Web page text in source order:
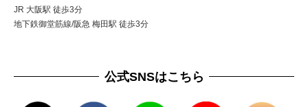
JR 大阪駅 徒歩3分
地下鉄御堂筋線/阪急 梅田駅 徒歩3分
公式SNSはこちら